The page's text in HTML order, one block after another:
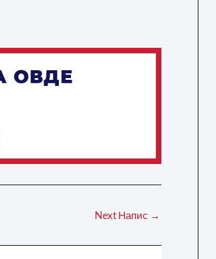
Next Напис →